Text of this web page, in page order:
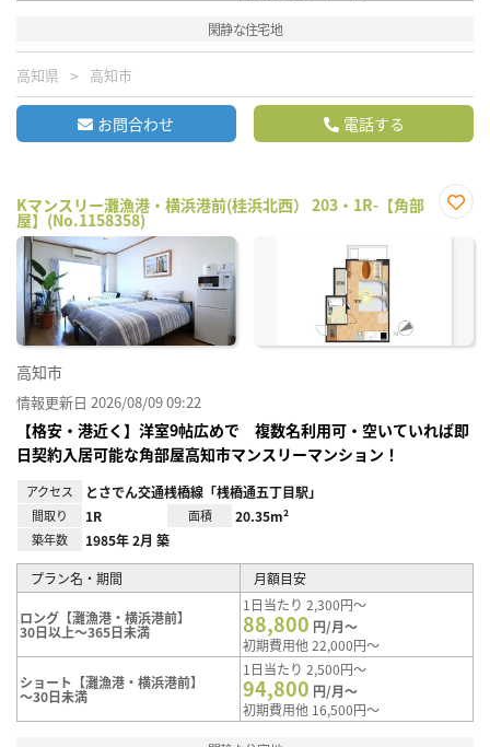
閑静な住宅地
高知県 高知市
お問合わせ 電話する
Kマンスリー灘漁港・横浜港前(桂浜北西） 203・1R-【角部
屋】(No.1158358)
に入
高知市
情報更新日 2026/08/09 09:22
【格安・港近く】洋室9帖広めで 複数名利用可・空いていれば即
日契約入居可能な角部屋高知市マンスリーマンション！
アクセス とさでん交通桟橋線「桟橋通五丁目駅」
間取り 1R 面積 20.35m²
築年数 1985年 2月 築
プラン名・期間 月額目安
ロング【灘漁港・横浜港前】
30日以上～365日未満
1日当たり 2,300円～
88,800 円/月～
初期費用他 22,000円～
ショート【灘漁港・横浜港前】
～30日未満
1日当たり 2,500円～
94,800 円/月～
初期費用他 16,500円～